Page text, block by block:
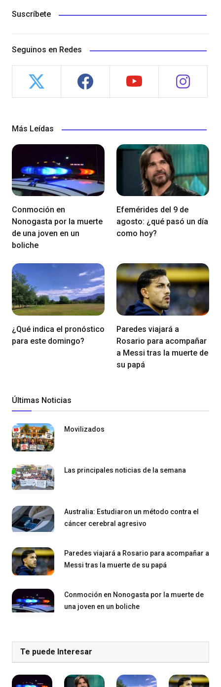
Suscríbete
Seguinos en Redes
Más Leídas
Conmoción en
Nonogasta por la muerte
de una joven en un
boliche
Efemérides del 9 de
agosto: ¿qué pasó un día
como hoy?
¿Qué indica el pronóstico
para este domingo?
Paredes viajará a
Rosario para acompañar
a Messi tras la muerte de
su papá
Últimas Noticias
Movilizados
Las principales noticias de la semana
Australia: Estudiaron un método contra el
cáncer cerebral agresivo
Paredes viajará a Rosario para acompañar a
Messi tras la muerte de su papá
Conmoción en Nonogasta por la muerte de
una joven en un boliche
Te puede Interesar